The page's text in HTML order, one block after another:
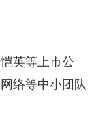
英等上市公
络等中小团队